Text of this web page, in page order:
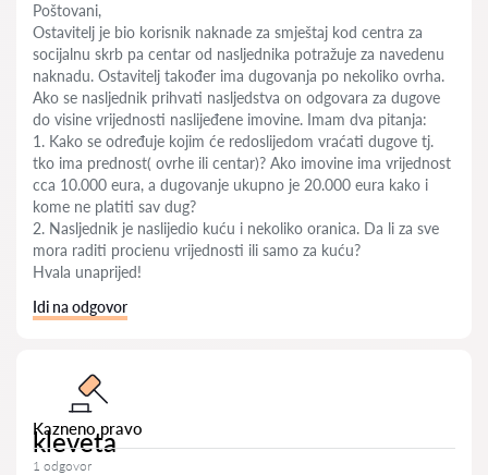
Poštovani,
Ostavitelj je bio korisnik naknade za smještaj kod centra za
socijalnu skrb pa centar od nasljednika potražuje za navedenu
naknadu. Ostavitelj također ima dugovanja po nekoliko ovrha.
Ako se nasljednik prihvati nasljedstva on odgovara za dugove
do visine vrijednosti naslijeđene imovine. Imam dva pitanja:
1. Kako se određuje kojim će redoslijedom vraćati dugove tj.
tko ima prednost( ovrhe ili centar)? Ako imovine ima vrijednost
cca 10.000 eura, a dugovanje ukupno je 20.000 eura kako i
kome ne platiti sav dug?
2. Nasljednik je naslijedio kuću i nekoliko oranica. Da li za sve
mora raditi procienu vrijednosti ili samo za kuću?
Hvala unaprijed!
Idi na odgovor
Kazneno pravo
kleveta
1 odgovor